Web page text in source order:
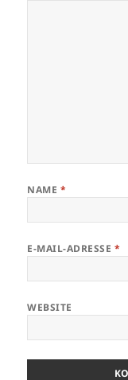
NAME *
E-MAIL-ADRESSE *
WEBSITE